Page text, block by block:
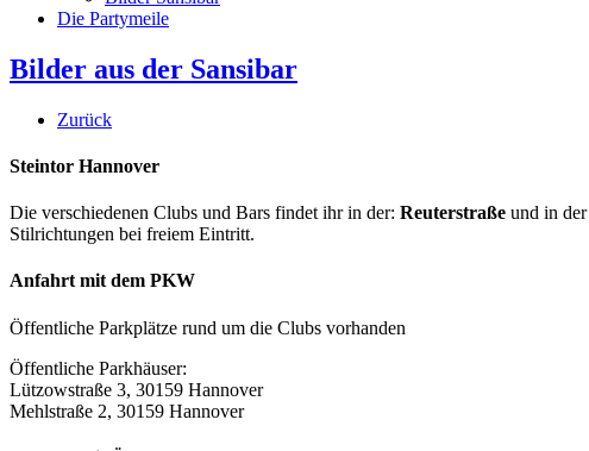
Die Partymeile
Bilder aus der Sansibar
Zurück
Steintor Hannover
Die verschiedenen Clubs und Bars findet ihr in der: Reuterstraße und in der
Stilrichtungen bei freiem Eintritt.
Anfahrt mit dem PKW
Öffentliche Parkplätze rund um die Clubs vorhanden
Öffentliche Parkhäuser:
Lützowstraße 3, 30159 Hannover
Mehlstraße 2, 30159 Hannover